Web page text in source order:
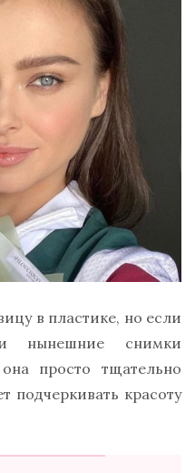
в пластике, но если
нынешние снимки
просто тщательно
подчеркивать красоту